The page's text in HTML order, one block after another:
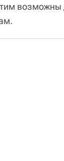
возможны